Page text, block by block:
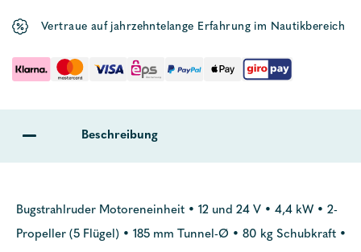
Vertraue auf jahrzehntelange Erfahrung im Nautikbereich
Beschreibung
Bugstrahlruder Motoreneinheit • 12 und 24 V • 4,4 kW • 2-
Propeller (5 Flügel) • 185 mm Tunnel-Ø • 80 kg Schubkraft •